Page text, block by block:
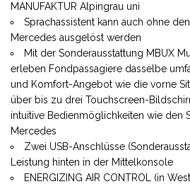
MANUFAKTUR Alpingrau uni
Sprachassistent kann auch ohne
Mercedes ausgelöst werden
Mit der Sonderausstattung MBUX
erleben Fondpassagiere dasselbe
und Komfort-Angebot wie die vorne
über bis zu drei Touchscreen-
intuitive Bedienmöglichkeiten wie den
Mercedes
Zwei USB-Anschlüsse
Leistung hinten in der Mittelkonsole
ENERGIZING AIR CONTROL (in